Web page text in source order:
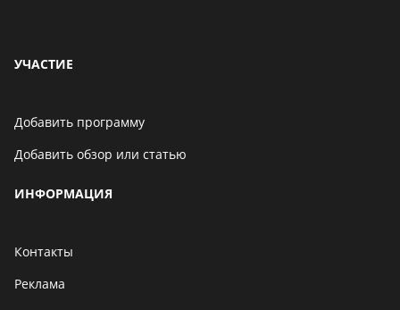
УЧАСТИЕ
Добавить программу
Добавить обзор или статью
ИНФОРМАЦИЯ
Контакты
Реклама